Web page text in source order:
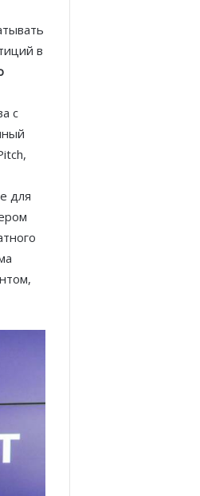
в
с
для